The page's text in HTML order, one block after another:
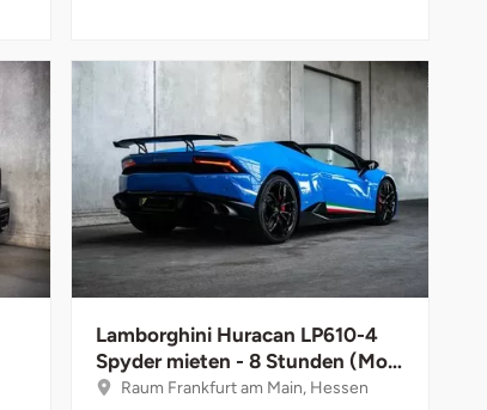
Lamborghini Huracan LP610-4
Spyder mieten - 8 Stunden (Mo.-
Do.)Raum Frankfurt am Main, Hessen